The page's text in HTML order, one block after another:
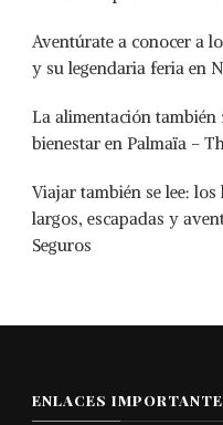
Aventúrate a conocer a
y su legendaria feria en
La alimentación también
bienestar en Palmaïa –
Viajar también se lee:
largos, escapadas y
Seguros
ENLACES